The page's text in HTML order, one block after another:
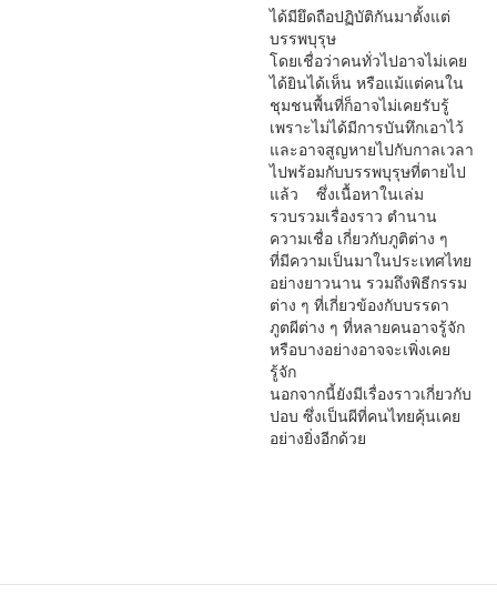
ได้มียึดถือปฏิบัติกันมาตั้งแต่
บรรพบุรุษ
โดยเชื่อว่าคนทั่วไปอาจไม่เคย
ได้ยินได้เห็น หรือแม้แต่คนใน
ชุมชนพื้นที่ก็อาจไม่เคยรับรู้
เพราะไม่ได้มีการบันทึกเอาไว้
และอาจสูญหายไปกับกาลเวลา
ไปพร้อมกับบรรพบุรุษที่ตายไป
แล้ว ซึ่งเนื้อหาในเล่ม
รวบรวมเรื่องราว ตำนาน
ความเชื่อ เกี่ยวกับภูติต่าง ๆ
ที่มีความเป็นมาในประเทศไทย
อย่างยาวนาน รวมถึงพิธีกรรม
ต่าง ๆ ที่เกี่ยวข้องกับบรรดา
ภูตผีต่าง ๆ ที่หลายคนอาจรู้จัก
หรือบางอย่างอาจจะเพิ่งเคย
รู้จัก
นอกจากนี้ยังมีเรื่องราวเกี่ยวกับ
ปอบ ซึ่งเป็นผีที่คนไทยคุ้นเคย
อย่างยิ่งอีกด้วย